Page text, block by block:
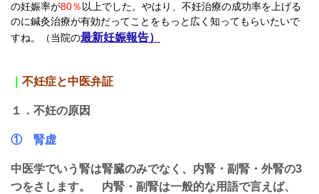
の妊娠率が80％ 以上でした。やはり、不妊治療の成功率を上げる
のに鍼灸治療が有効だってことをもっと広く知ってもらいたいで
すね。（当院の最新妊娠報告）
不妊症と中 医弁証
１．不妊の原因
① 腎虚
中医学でいう腎は腎臓のみでなく、内腎・副腎・外腎の3
つをさします。 内腎・副腎は一般的な用語で言えば、